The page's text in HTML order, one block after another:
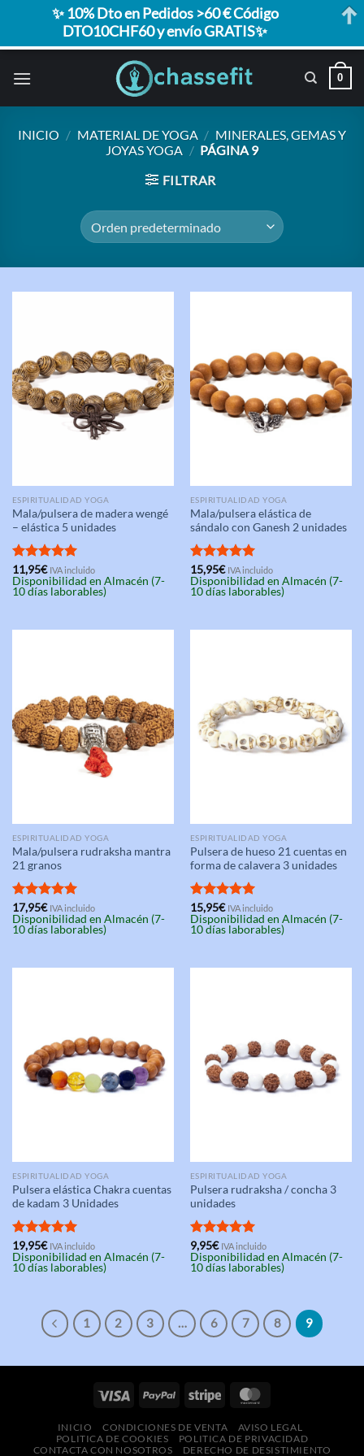
0
INICIO / MATERIAL DE YOGA / MINERALES, GEMAS Y
JOYAS YOGA / PÁGINA 9
FILTRAR
ESPIRITUALIDAD YOGA
Mala/pulsera de madera wengé
– elástica 5 unidades
Valorado
con5.00
de 5
11,95€ IVA incluido
Disponibilidad en Almacén (7-
10 días laborables)
ESPIRITUALIDAD YOGA
Mala/pulsera elástica de
sándalo con Ganesh 2 unidades
Valorado
con5.00
de 5
15,95€ IVA incluido
Disponibilidad en Almacén (7-
10 días laborables)
ESPIRITUALIDAD YOGA
Mala/pulsera rudraksha mantra
21 granos
Valorado
con5.00
de 5
17,95€ IVA incluido
Disponibilidad en Almacén (7-
10 días laborables)
ESPIRITUALIDAD YOGA
Pulsera de hueso 21 cuentas en
forma de calavera 3 unidades
Valorado
con5.00
de 5
15,95€ IVA incluido
Disponibilidad en Almacén (7-
10 días laborables)
ESPIRITUALIDAD YOGA
Pulsera elástica Chakra cuentas
de kadam 3 Unidades
Valorado
con5.00
de 5
19,95€ IVA incluido
Disponibilidad en Almacén (7-
10 días laborables)
ESPIRITUALIDAD YOGA
Pulsera rudraksha / concha 3
unidades
Valorado
con5.00
de 5
9,95€ IVA incluido
Disponibilidad en Almacén (7-
10 días laborables)
1 2 3 … 6 7 8 9
INICIO CONDICIONES DE VENTA
AVISO LEGAL
POLITICA DE COOKIES
POLITICA DE PRIVACIDAD
CONTACTA CON NOSOTROS
DERECHO DE DESISTIMIENTO
✨ 10% Dto en Pedidos >60 € Código
DTO10CHF60 y envío GRATIS✨